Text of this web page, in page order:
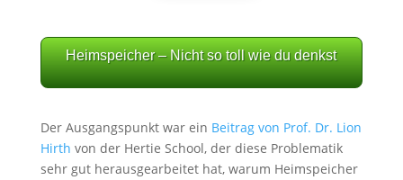
Heimspeicher – Nicht so toll wie du denkst
Der Ausgangspunkt war ein Beitrag von Prof. Dr. Lion
Hirth von der Hertie School, der diese Problematik
sehr gut herausgearbeitet hat, warum Heimspeicher